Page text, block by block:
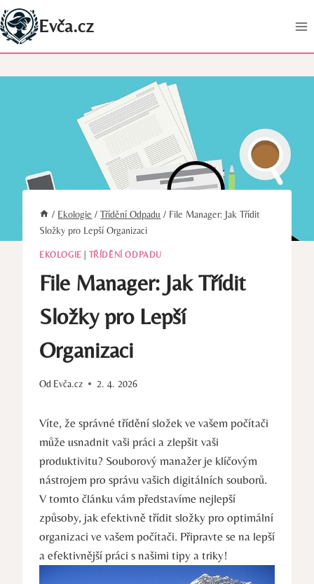
Přeskočit
na
obsah
Evča.cz
/ Ekologie / Třídění Odpadu / File Manager: Jak Třídit
Složky pro Lepší Organizaci
EKOLOGIE TŘÍDĚNÍ ODPADU
File Manager: Jak Třídit
Složky pro Lepší
Organizaci
Od Evča.cz 2. 4. 2026
Víte, že správné třídění složek ve vašem počítači
může usnadnit vaši práci a zlepšit vaši
produktivitu? Souborový manažer je klíčovým
nástrojem pro správu vašich digitálních souborů.
V tomto článku vám představíme nejlepší
způsoby, jak efektivně třídit složky pro optimální
organizaci ve vašem počítači. Připravte se na lepší
a efektivnější práci s našimi tipy a triky!